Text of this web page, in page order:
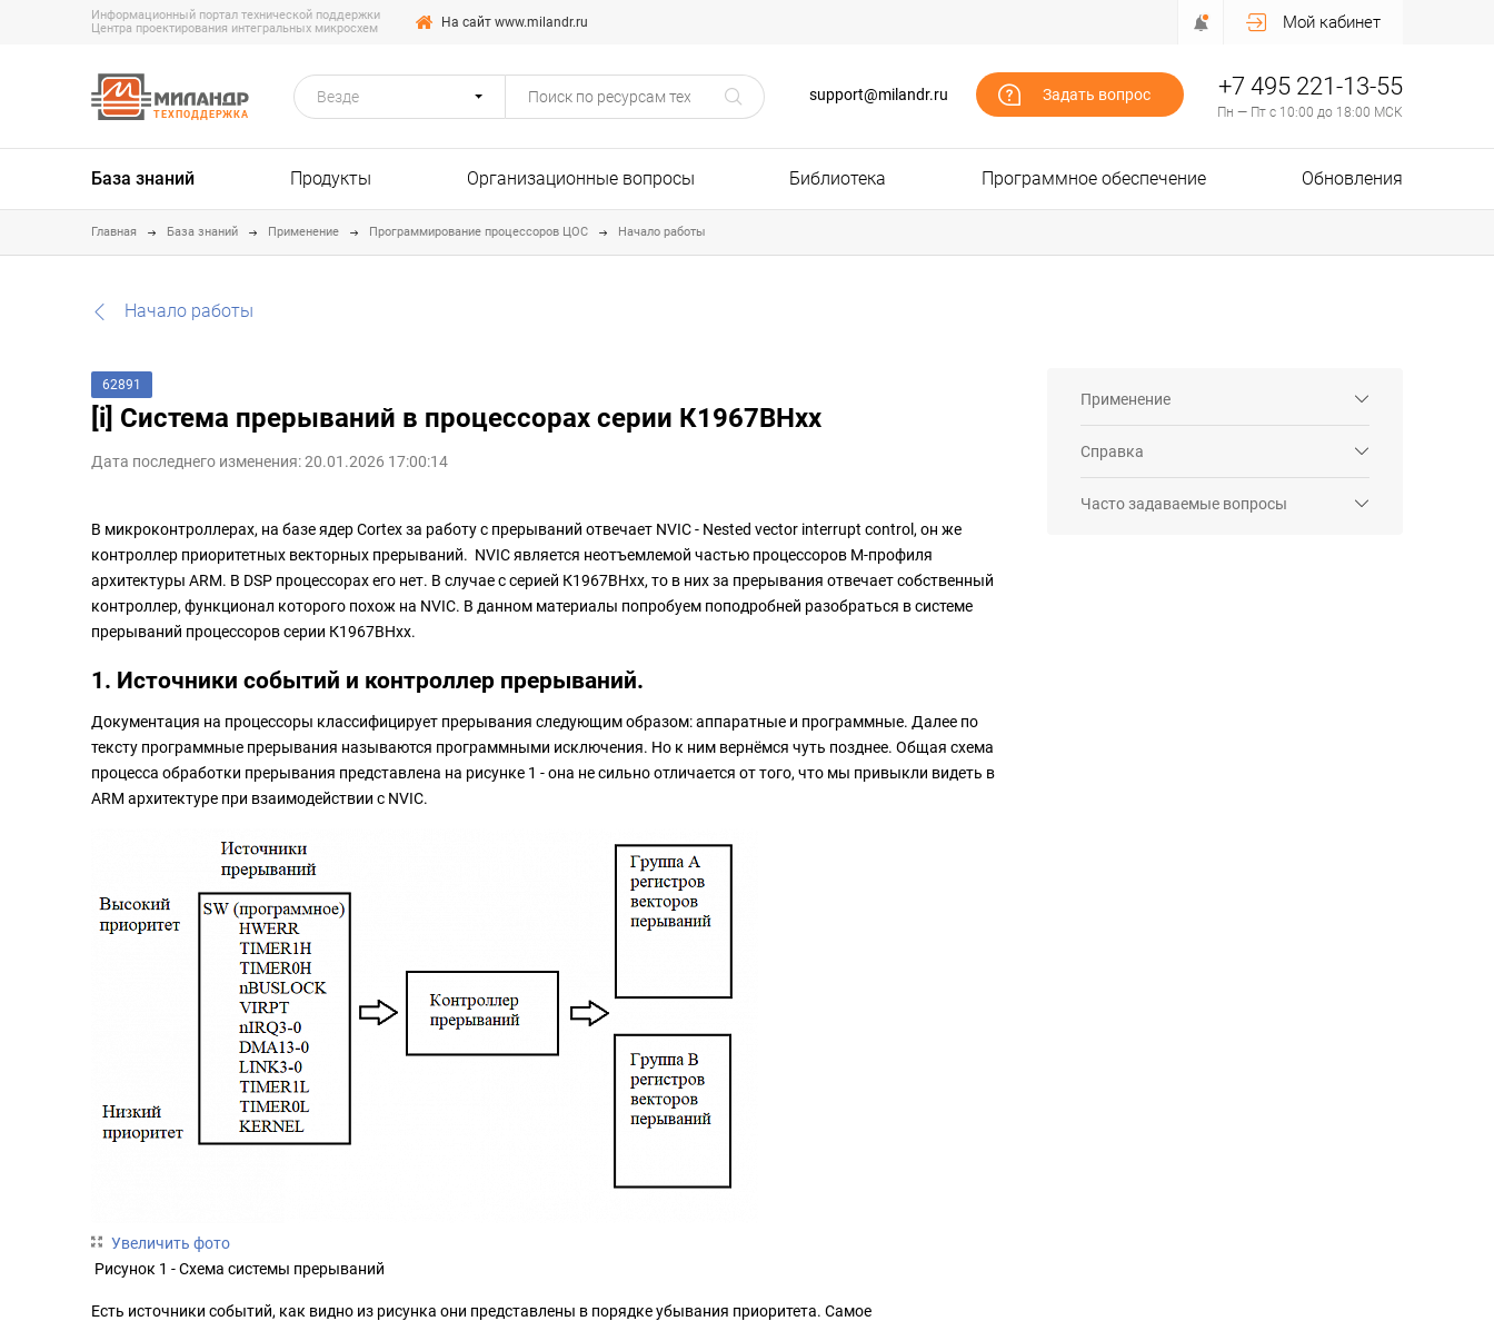
Информационный портал технической поддержки
Центра проектирования интегральных микросхем
На сайт www.milandr.ru Мой кабинет
ТЕХПОДДЕРЖКА
Везде support@milandr.ru Задать вопрос +7 495 221-13-55
Пн — Пт с 10:00 до 18:00 МСК
База знаний Продукты Организационные вопросы Библиотека Программное обеспечение Обновления
Главная База знаний Применение Программирование процессоров ЦОС Начало работы
Начало работы
62891
[i] Система прерываний в процессорах серии К1967ВНxx
Дата последнего изменения: 20.01.2026 17:00:14
В микроконтроллерах, на базе ядер Cortex за работу с прерываний отвечает NVIC - Nested vector interrupt control, он же
контроллер приоритетных векторных прерываний. NVIC является неотъемлемой частью процессоров M-профиля
архитектуры ARM. В DSP процессорах его нет. В случае с серией К1967ВНxx, то в них за прерывания отвечает собственный
контроллер, функционал которого похож на NVIC. В данном материалы попробуем поподробней разобраться в системе
прерываний процессоров серии К1967ВНxx.
1. Источники событий и контроллер прерываний.
Документация на процессоры классифицирует прерывания следующим образом: аппаратные и программные. Далее по
тексту программные прерывания называются программными исключения. Но к ним вернёмся чуть позднее. Общая схема
процесса обработки прерывания представлена на рисунке 1 - она не сильно отличается от того, что мы привыкли видеть в
ARM архитектуре при взаимодействии с NVIC.
Увеличить фото
Рисунок 1 - Схема системы прерываний
Есть источники событий, как видно из рисунка они представлены в порядке убывания приоритета. Самое
Применение
Справка
Часто задаваемые вопросы